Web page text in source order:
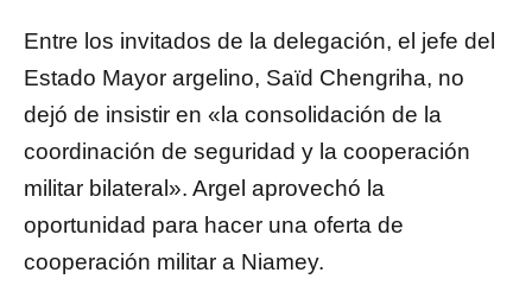
Entre los invitados de la delegación, el jefe del
Estado Mayor argelino, Saïd Chengriha, no
dejó de insistir en «la consolidación de la
coordinación de seguridad y la cooperación
militar bilateral». Argel aprovechó la
oportunidad para hacer una oferta de
cooperación militar a Niamey.